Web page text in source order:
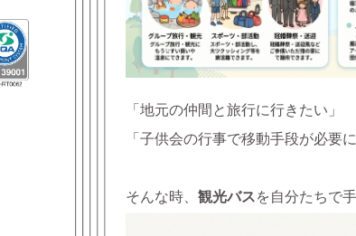
「地元の仲間と旅行に行きたい」
「子供会の行事で移動手段が必要
そんな時、 観光バスを自分たちで